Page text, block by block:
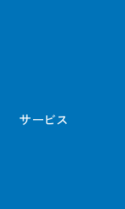
サービス